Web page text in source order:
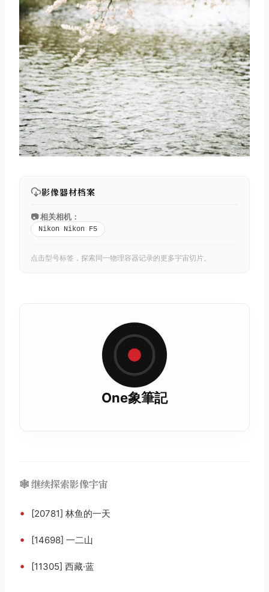
影像器材档案
📷 相关相机：
Nikon Nikon F5
点击型号标签，探索同一物理容器记录的更多宇宙切片。
One象筆記
🕸️ 继续探索影像宇宙
• [20781] 林鱼的一天
• [14698] 一二山
• [11305] 西藏·蓝